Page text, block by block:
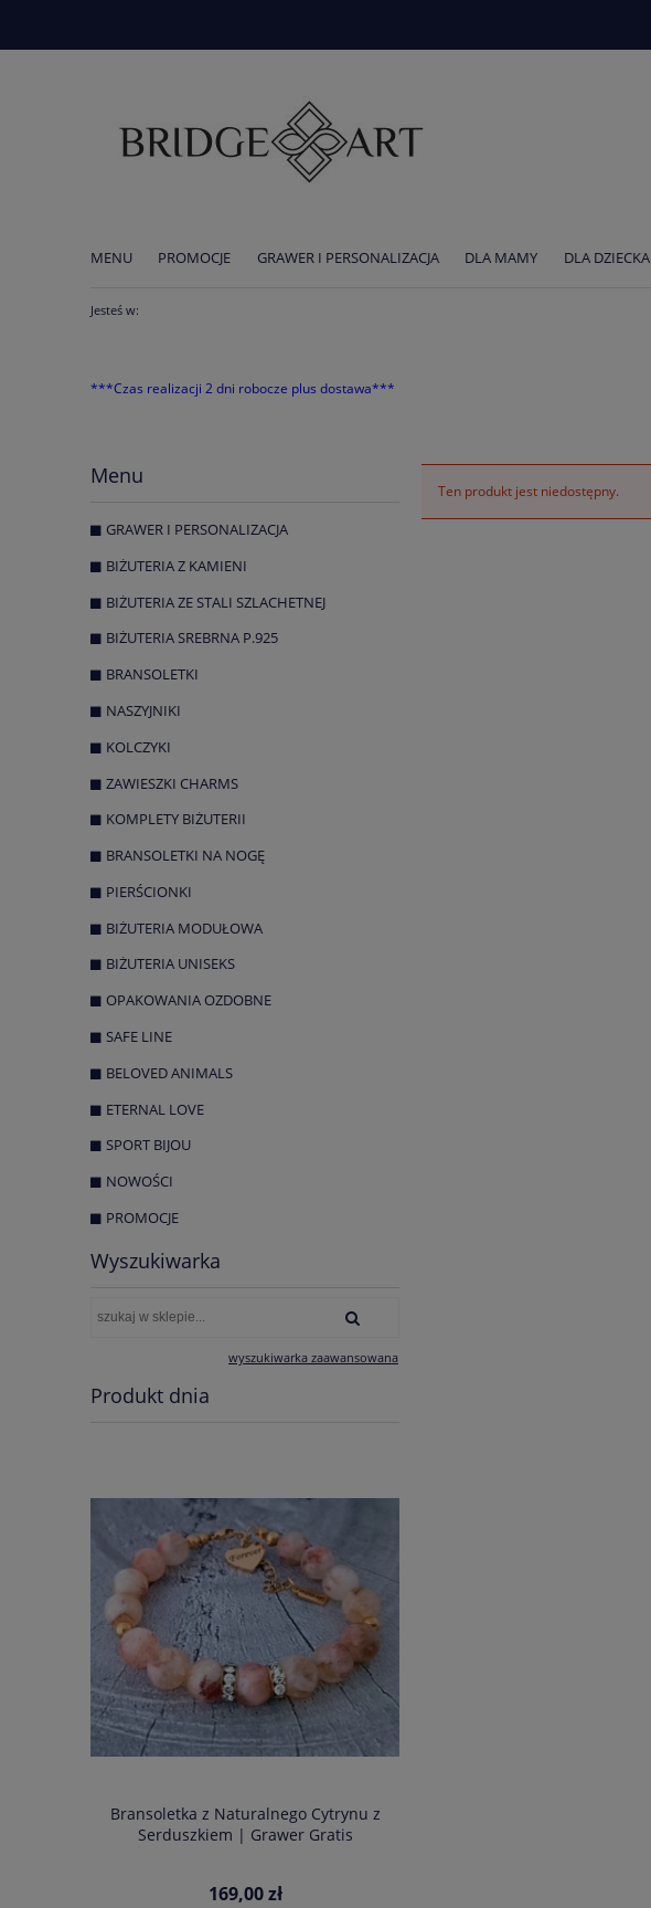
MENU PROMOCJE GRAWER I PERSONALIZACJA DLA MAMY DLA DZIECKA
AKTUALNOŚCI
Jesteś w:
***Czas realizacji 2 dni robocze plus dostawa***
Menu
GRAWER I PERSONALIZACJA
BIŻUTERIA Z KAMIENI
BIŻUTERIA ZE STALI SZLACHETNEJ
BIŻUTERIA SREBRNA P.925
BRANSOLETKI
NASZYJNIKI
KOLCZYKI
ZAWIESZKI CHARMS
KOMPLETY BIŻUTERII
BRANSOLETKI NA NOGĘ
PIERŚCIONKI
BIŻUTERIA MODUŁOWA
BIŻUTERIA UNISEKS
OPAKOWANIA OZDOBNE
SAFE LINE
BELOVED ANIMALS
ETERNAL LOVE
SPORT BIJOU
NOWOŚCI
PROMOCJE
Wyszukiwarka
wyszukiwarka zaawansowana
Produkt dnia
Bransoletka z Naturalnego Cytrynu z
Serduszkiem | Grawer Gratis
169,00 zł
Ten produkt jest niedostępny.